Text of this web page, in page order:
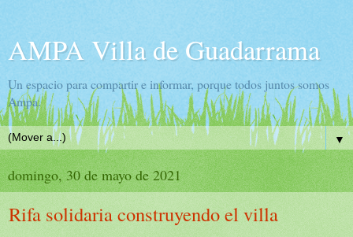
AMPA Villa de Guadarrama
Un espacio para compartir e informar, porque todos juntos somos
Ampa.
▼
domingo, 30 de mayo de 2021
Rifa solidaria construyendo el villa